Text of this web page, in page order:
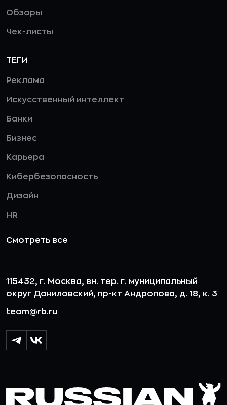
Обзоры
Чек-листы
ТЕГИ
Реклама
Искусственный интеллект
Банки
Бизнес
Карьера
Кибербезопасность
Дизайн
HR
Смотреть все
115432, г. Москва, вн. тер. г. муниципальный
округ Даниловский, пр-кт Андропова, д. 18, к. 3
team@rb.ru